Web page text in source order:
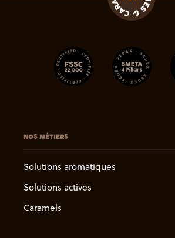
NOS MÉTIERS
Solutions aromatiques
Solutions actives
Caramels